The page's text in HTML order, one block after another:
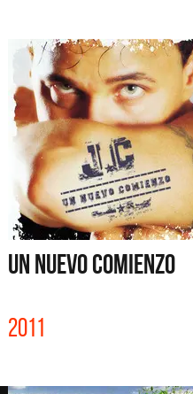
UN NUEVO COMIENZO
2011